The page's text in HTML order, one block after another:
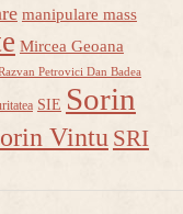
manipulare mass
Mircea Geoana
Petrovici Dan Badea
SIE Sorin
Vintu SRI